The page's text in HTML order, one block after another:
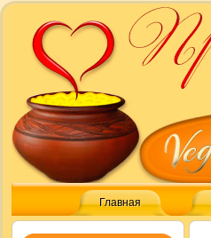
Главная